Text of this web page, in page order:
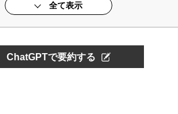
全て表示
ChatGPTで要約する